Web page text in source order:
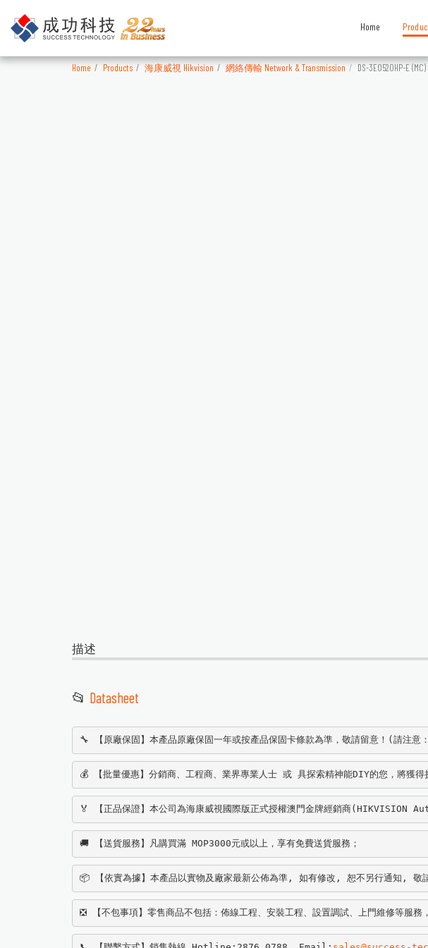
Home
Home Products 海康威視 Hikvision 網絡傳輸 Network & Transmission DS-3E0520HP-E
描述
📂 Datasheet
🔧 【原廠保固】本產品原廠保固一年或按產品保固卡條款為準，敬請留意！(請注意
💰 【批量優惠】分銷商、工程商、業界專業人士 或 具探索精神能DIY的您，將獲得
🏅 【正品保證】本公司為海康威視國際版正式授權澳門金牌經銷商
🚚 【送貨服務】凡購買滿 MOP3000元或以上，享有免費送貨服務；
📦 【依實為據】本產品以實物及廠家最新公佈為準, 如有修改, 恕不另行通知, 敬
❎ 【不包事項】零售商品不包括：佈線工程、安裝工程、設置調試、上門維修等服務